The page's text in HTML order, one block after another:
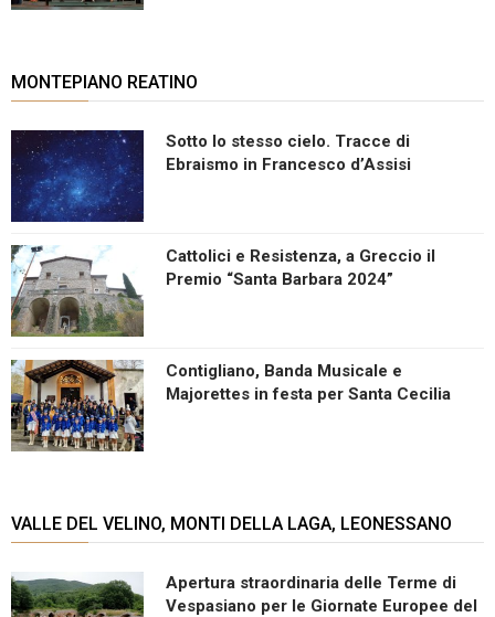
MONTEPIANO REATINO
Sotto lo stesso cielo. Tracce di
Ebraismo in Francesco d’Assisi
Cattolici e Resistenza, a Greccio il
Premio “Santa Barbara 2024”
Contigliano, Banda Musicale e
Majorettes in festa per Santa Cecilia
VALLE DEL VELINO, MONTI DELLA LAGA, LEONESSANO
Apertura straordinaria delle Terme di
Vespasiano per le Giornate Europee del